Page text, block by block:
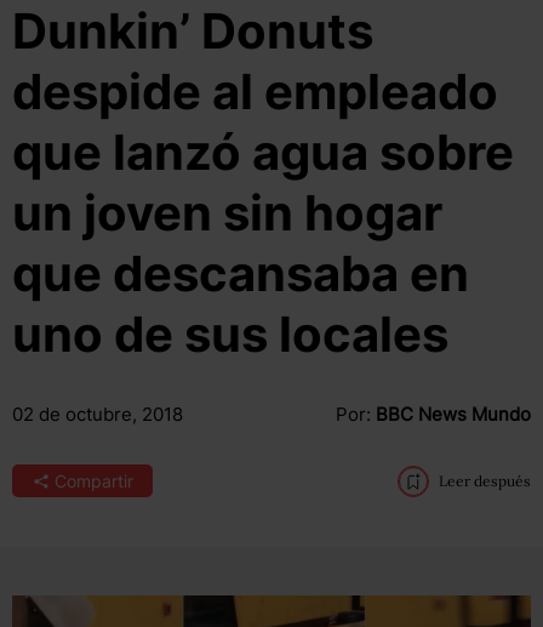
Dunkin’ Donuts
despide al empleado
que lanzó agua sobre
un joven sin hogar
que descansaba en
uno de sus locales
02 de octubre, 2018 Por: BBC News Mundo
Compartir Leer después